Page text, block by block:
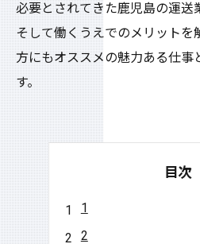
必要とされてきた鹿児島の運送
そして働くうえでのメリットを
方にもオススメの魅力ある仕事
す。
目次
1
2